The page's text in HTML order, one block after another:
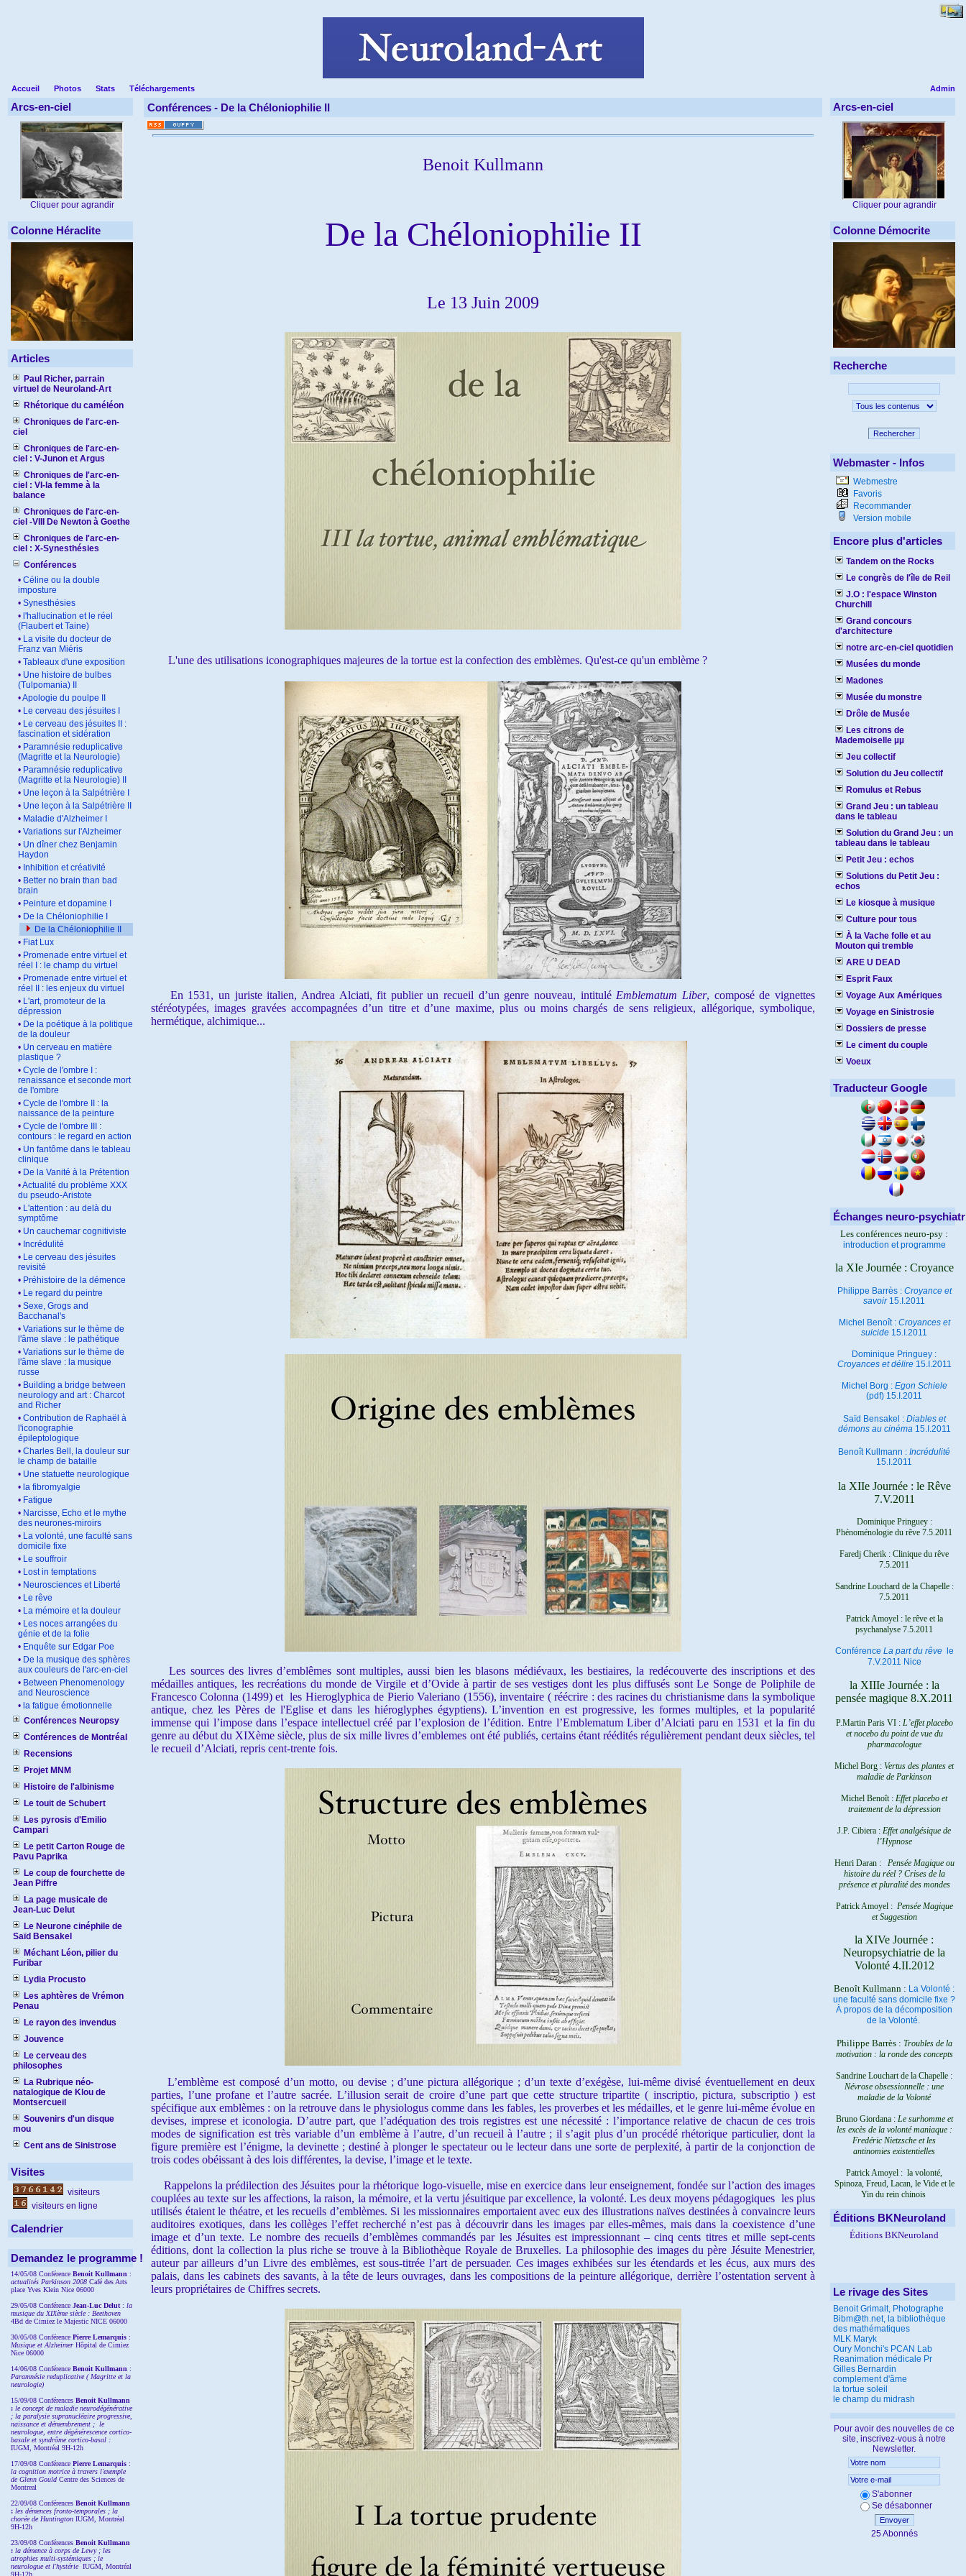
Admin
Accueil Photos Stats Téléchargements
Arcs-en-ciel
Cliquer pour agrandir
Colonne Héraclite
Articles
Paul Richer, parrain
virtuel de Neuroland-Art
Rhétorique du caméléon
Chroniques de l'arc-en-
ciel
Chroniques de l'arc-en-
ciel : V-Junon et Argus
Chroniques de l'arc-en-
ciel : VI-la femme à la
balance
Chroniques de l'arc-en-
ciel -VIII De Newton à Goethe
Chroniques de l'arc-en-
ciel : X-Synesthésies
Conférences
• Céline ou la double
imposture
• Synesthésies
• l'hallucination et le réel
(Flaubert et Taine)
• La visite du docteur de
Franz van Miéris
• Tableaux d'une exposition
• Une histoire de bulbes
(Tulpomania) II
•Apologie du poulpe II
• Le cerveau des jésuites I
• Le cerveau des jésuites II :
fascination et sidération
• Paramnésie reduplicative
(Magritte et la Neurologie)
• Paramnésie reduplicative
(Magritte et la Neurologie) II
• Une leçon à la Salpétrière I
• Une leçon à la Salpétrière II
• Maladie d'Alzheimer I
• Variations sur l'Alzheimer
• Un dîner chez Benjamin
Haydon
• Inhibition et créativité
• Better no brain than bad
brain
• Peinture et dopamine I
• De la Chéloniophilie I
De la Chéloniophilie II
• Fiat Lux
• Promenade entre virtuel et
réel I : le champ du virtuel
• Promenade entre virtuel et
réel II : les enjeux du virtuel
• L'art, promoteur de la
dépression
• De la poétique à la politique
de la douleur
• Un cerveau en matière
plastique ?
• Cycle de l'ombre I :
renaissance et seconde mort
de l'ombre
• Cycle de l'ombre II : la
naissance de la peinture
• Cycle de l'ombre III :
contours : le regard en action
• Un fantôme dans le tableau
clinique
• De la Vanité à la Prétention
•Actualité du problème XXX
du pseudo-Aristote
• L'attention : au delà du
symptôme
• Un cauchemar cognitiviste
• Incrédulité
• Le cerveau des jésuites
revisité
• Préhistoire de la démence
• Le regard du peintre
• Sexe, Grogs and
Bacchanal's
• Variations sur le thème de
l'âme slave : le pathétique
• Variations sur le thème de
l'âme slave : la musique
russe
• Building a bridge between
neurology and art : Charcot
and Richer
• Contribution de Raphaël à
l'iconographie
épileptologique
• Charles Bell, la douleur sur
le champ de bataille
• Une statuette neurologique
• la fibromyalgie
• Fatigue
• Narcisse, Echo et le mythe
des neurones-miroirs
• La volonté, une faculté sans
domicile fixe
• Le souffroir
• Lost in temptations
• Neurosciences et Liberté
• Le rêve
• La mémoire et la douleur
• Les noces arrangées du
génie et de la folie
• Enquête sur Edgar Poe
• De la musique des sphères
aux couleurs de l'arc-en-ciel
• Between Phenomenology
and Neuroscience
• la fatigue émotionnelle
Conférences Neuropsy
Conférences de Montréal
Recensions
Projet MNM
Histoire de l'albinisme
Le touit de Schubert
Les pyrosis d'Emilio
Campari
Le petit Carton Rouge de
Pavu Paprika
Le coup de fourchette de
Jean Piffre
La page musicale de
Jean-Luc Delut
Le Neurone cinéphile de
Saïd Bensakel
Méchant Léon, pilier du
Furibar
Lydia Procusto
Les aphtères de Vrémon
Penau
Le rayon des invendus
Jouvence
Le cerveau des
philosophes
La Rubrique néo-
natalogique de Klou de
Montsercueil
Souvenirs d'un disque
mou
Cent ans de Sinistrose
Visites
visiteurs
visiteurs en ligne
Calendrier
Demandez le programme !
14/05/08 Conférence Benoit Kullmann :
actualités Parkinson 2008 Café des Arts
place Yves Klein Nice 06000
29/05/08 Conférence Jean-Luc Delut : la
musique du XIXème siècle : Beethoven
4Bd de Cimiez le Majestic NICE 06000
30/05/08 Conférence Pierre Lemarquis :
Musique et Alzheimer Hôpital de Cimiez
Nice 06000
14/06/08 Conférence Benoit Kullmann :
Paramnésie reduplicative ( Magritte et la
neurologie)
15/09/08 Conférences Benoit Kullmann
: le concept de maladie neurodégénérative
; la paralysie supranucléaire progressive,
naissance et démembrement ; le
neurologue, entre dégénérescence cortico-
basale et syndrôme cortico-basal :
IUGM, Montréal 9H-12h
17/09/08 Conférence Pierre Lemarquis :
la cognition motrice à travers l'exemple
de Glenn Gould Centre des Sciences de
Montreal
22/09/08 Conférences Benoit Kullmann
: les démences fronto-temporales ; la
chorée de Huntington IUGM, Montréal
9H-12h
23/09/08 Conférences Benoit Kullmann
: la démence à corps de Lewy ; les
atrophies multi-systémiques ; le
neurologue et l'hystérie IUGM, Montréal
9H-12h
Conférences - De la Chéloniophilie II
Benoit Kullmann
De la Chéloniophilie II
Le 13 Juin 2009
L'une des utilisations iconographiques majeures de la tortue est la confection des emblèmes. Qu'est-ce qu'un emblème ?
En 1531, un juriste italien, Andrea Alciati, fit publier un recueil d’un genre nouveau, intitulé Emblematum Liber, composé de vignettes
stéréotypées, images gravées accompagnées d’un titre et d’une maxime, plus ou moins chargés de sens religieux, allégorique, symbolique,
hermétique, alchimique...
Les sources des livres d’emblêmes sont multiples, aussi bien les blasons médiévaux, les bestiaires, la redécouverte des inscriptions et des
médailles antiques, les recréations du monde de Virgile et d’Ovide à partir de ses vestiges dont les plus diffusés sont Le Songe de Poliphile de
Francesco Colonna (1499) et les Hieroglyphica de Pierio Valeriano (1556), inventaire ( réécrire : des racines du christianisme dans la symbolique
antique, chez les Pères de l'Eglise et dans les hiéroglyphes égyptiens). L’invention en est progressive, les formes multiples, et la popularité
immense qui l’impose dans l’espace intellectuel créé par l’explosion de l’édition. Entre l’Emblematum Liber d’Alciati paru en 1531 et la fin du
genre au début du XIXème siècle, plus de six mille livres d’emblemes ont été publiés, certains étant réédités régulièrement pendant deux siècles, tel
le recueil d’Alciati, repris cent-trente fois.
L’emblème est composé d’un motto, ou devise ; d’une pictura allégorique ; d’un texte d’exégèse, lui-même divisé éventuellement en deux
parties, l’une profane et l’autre sacrée. L’illusion serait de croire d’une part que cette structure tripartite ( inscriptio, pictura, subscriptio ) est
spécifique aux emblèmes : on la retrouve dans le physiologus comme dans les fables, les proverbes et les médailles, et le genre lui-même évolue en
devises, imprese et iconologia. D’autre part, que l’adéquation des trois registres est une nécessité : l’importance relative de chacun de ces trois
modes de signification est très variable d’un emblème à l’autre, d’un recueil à l’autre ; il s’agit plus d’un procédé rhétorique particulier, dont la
figure première est l’énigme, la devinette ; destiné à plonger le spectateur ou le lecteur dans une sorte de perplexité, à partir de la conjonction de
trois codes obéissant à des lois différentes, la devise, l’image et le texte.
Rappelons la prédilection des Jésuites pour la rhétorique logo-visuelle, mise en exercice dans leur enseignement, fondée sur l’action des images
couplées au texte sur les affections, la raison, la mémoire, et la vertu jésuitique par excellence, la volonté. Les deux moyens pédagogiques les plus
utilisés étaient le théatre, et les recueils d’emblèmes. Si les missionnaires emportaient avec eux des illustrations naïves destinées à convaincre leurs
auditoires exotiques, dans les collèges l’effet recherché n’est pas à découvrir dans les images par elles-mêmes, mais dans la coexistence d’une
image et d’un texte. Le nombre des recueils d’emblèmes commandés par les Jésuites est impressionnant – cinq cents titres et mille sept-cents
éditions, dont la collection la plus riche se trouve à la Bibliothèque Royale de Bruxelles. La philosophie des images du père Jésuite Menestrier,
auteur par ailleurs d’un Livre des emblèmes, est sous-titrée l’art de persuader. Ces images exhibées sur les étendards et les écus, aux murs des
palais, dans les cabinets des savants, à la tête de leurs ouvrages, dans les compositions de la peinture allégorique, derrière l’ostentation servent à
leurs propriétaires de Chiffres secrets.
Arcs-en-ciel
Cliquer pour agrandir
Colonne Démocrite
Recherche
Rechercher
Webmaster - Infos
Webmestre
Favoris
Recommander
Version mobile
Encore plus d'articles
Tandem on the Rocks
Le congrès de l'île de Reil
J.O : l'espace Winston
Churchill
Grand concours
d'architecture
notre arc-en-ciel quotidien
Musées du monde
Madones
Musée du monstre
Drôle de Musée
Les citrons de
Mademoiselle µµ
Jeu collectif
Solution du Jeu collectif
Romulus et Rebus
Grand Jeu : un tableau
dans le tableau
Solution du Grand Jeu : un
tableau dans le tableau
Petit Jeu : echos
Solutions du Petit Jeu :
echos
Le kiosque à musique
Culture pour tous
À la Vache folle et au
Mouton qui tremble
ARE U DEAD
Esprit Faux
Voyage Aux Amériques
Voyage en Sinistrosie
Dossiers de presse
Le ciment du couple
Voeux
Traducteur Google
Échanges neuro-
Les conférences neuro-psy :
introduction et programme
la XIe Journée : Croyance
Philippe Barrès : Croyance et
savoir15.I.2011
Michel Benoît : Croyances et
suicide 15.I.2011
Dominique Pringuey :
Croyances et délire15.I.2011
Michel Borg : Egon Schiele
(pdf) 15.I.2011
Saïd Bensakel : Diables et
démons au cinéma 15.I.2011
Benoît Kullmann : Incrédulité
15.I.2011
la XIIe Journée : le Rêve
7.V.2011
Dominique Pringuey :
Phénoménologie du rêve 7.5.2011
Faredj Cherik : Clinique du rêve
7.5.2011
Sandrine Louchard de la Chapelle :
7.5.2011
Patrick Amoyel : le rêve et la
psychanalyse 7.5.2011
Conférence La part du rêve
le
7.V.2011 Nice
la XIIIe Journée : la
pensée magique 8.X.2011
P.Martin Paris VI : L’effet placebo
et nocebo du point de vue du
pharmacologue
Michel Borg : Vertus des plantes et
maladie de Parkinson
Michel Benoît : Effet placebo et
traitement de la dépression
J.P. Cibiera : Effet analgésique de
l’Hypnose
Henri Daran : Pensée Magique ou
histoire du réel ?Crises de la
présence et pluralité des mondes
Patrick Amoyel : Pensée Magique
et Suggestion
la XIVe Journée :
Neuropsychiatrie de la
Volonté 4.II.2012
Benoît Kullmann : La Volonté :
une faculté sans domicile fixe ?
À propos de la décomposition
de la Volonté.
Philippe Barrès : Troubles de la
motivation : la ronde des concepts
Sandrine Louchart de la Chapelle :
Névrose obsessionnelle : une
maladie de la Volonté
Bruno Giordana : Le surhomme et
les excès de la volonté maniaque :
Fredéric Nietzsche et les
antinomies existentielles
Patrick Amoyel : la volonté,
Spinoza, Freud, Lacan, le Vide et le
Yin du rein chinois
Éditions BKNeuroland
Éditions BKNeuroland
Le rivage des Sites
Benoit Grimalt, Photographe
Bibm@th.net, la bibliothèque
des mathématiques
MLK Maryk
Oury Monchi's PCAN Lab
Reanimation médicale Pr
Gilles Bernardin
complement d'âme
la tortue soleil
le champ du midrash
Pour avoir des nouvelles de ce
site, inscrivez-vous à notre
Newsletter.
S'abonner
Se désabonner
Envoyer
25 Abonnés